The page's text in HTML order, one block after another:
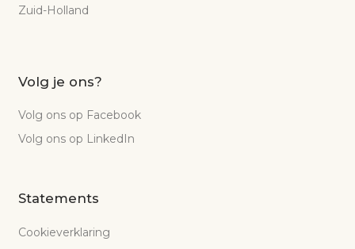
Zuid-Holland
Volg je ons?
Volg ons op Facebook
Volg ons op LinkedIn
Statements
Cookieverklaring